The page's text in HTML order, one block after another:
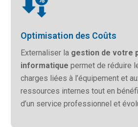
Optimisation des Coûts
Externaliser la gestion de votre
informatique permet de réduire
charges liées à l’équipement et
ressources internes tout en
d’un service professionnel et